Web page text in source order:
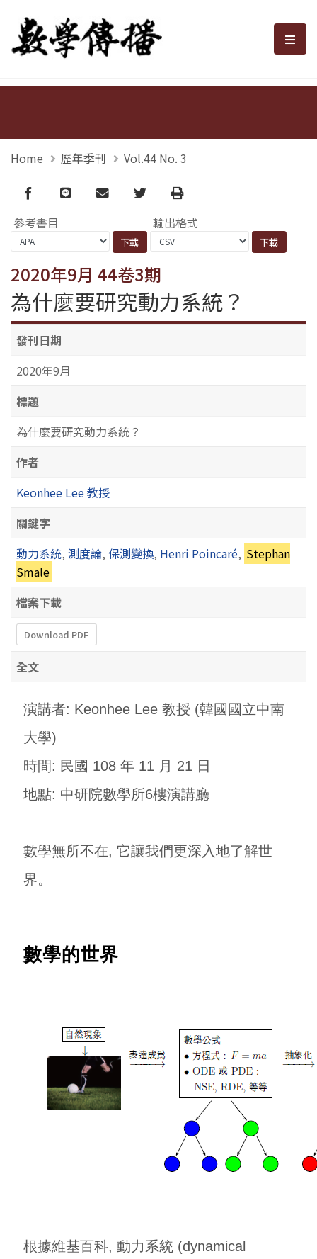
數學傳播 選
Home 歷年季刊 Vol.44 No. 3
Facebook
line email TwitterPrint
參考書目 輸出格式
2020年9月 44卷3期
為什麼要研究動力系統？
發刊日期
2020年9月
標題
為什麼要研究動力系統？
作者
Keonhee Lee 教授
關鍵字
動力系統, 測度論, 保測變換, Henri Poincaré, Stephan
Smale
檔案下載
Download PDF
全文
演講者: Keonhee Lee 教授 (韓國國立中南
大學)
時間: 民國 108 年 11 月 21 日
地點: 中研院數學所6樓演講廳
數學無所不在, 它讓我們更深入地了解世
界。
數學的世界
根據維基百科, 動力系統 (dynamical